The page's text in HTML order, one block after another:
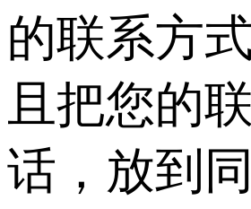
的联系方
且把您的
话，放到